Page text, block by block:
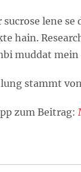
sucrose lene
hain.
muddat
stammt
zum Beitrag: